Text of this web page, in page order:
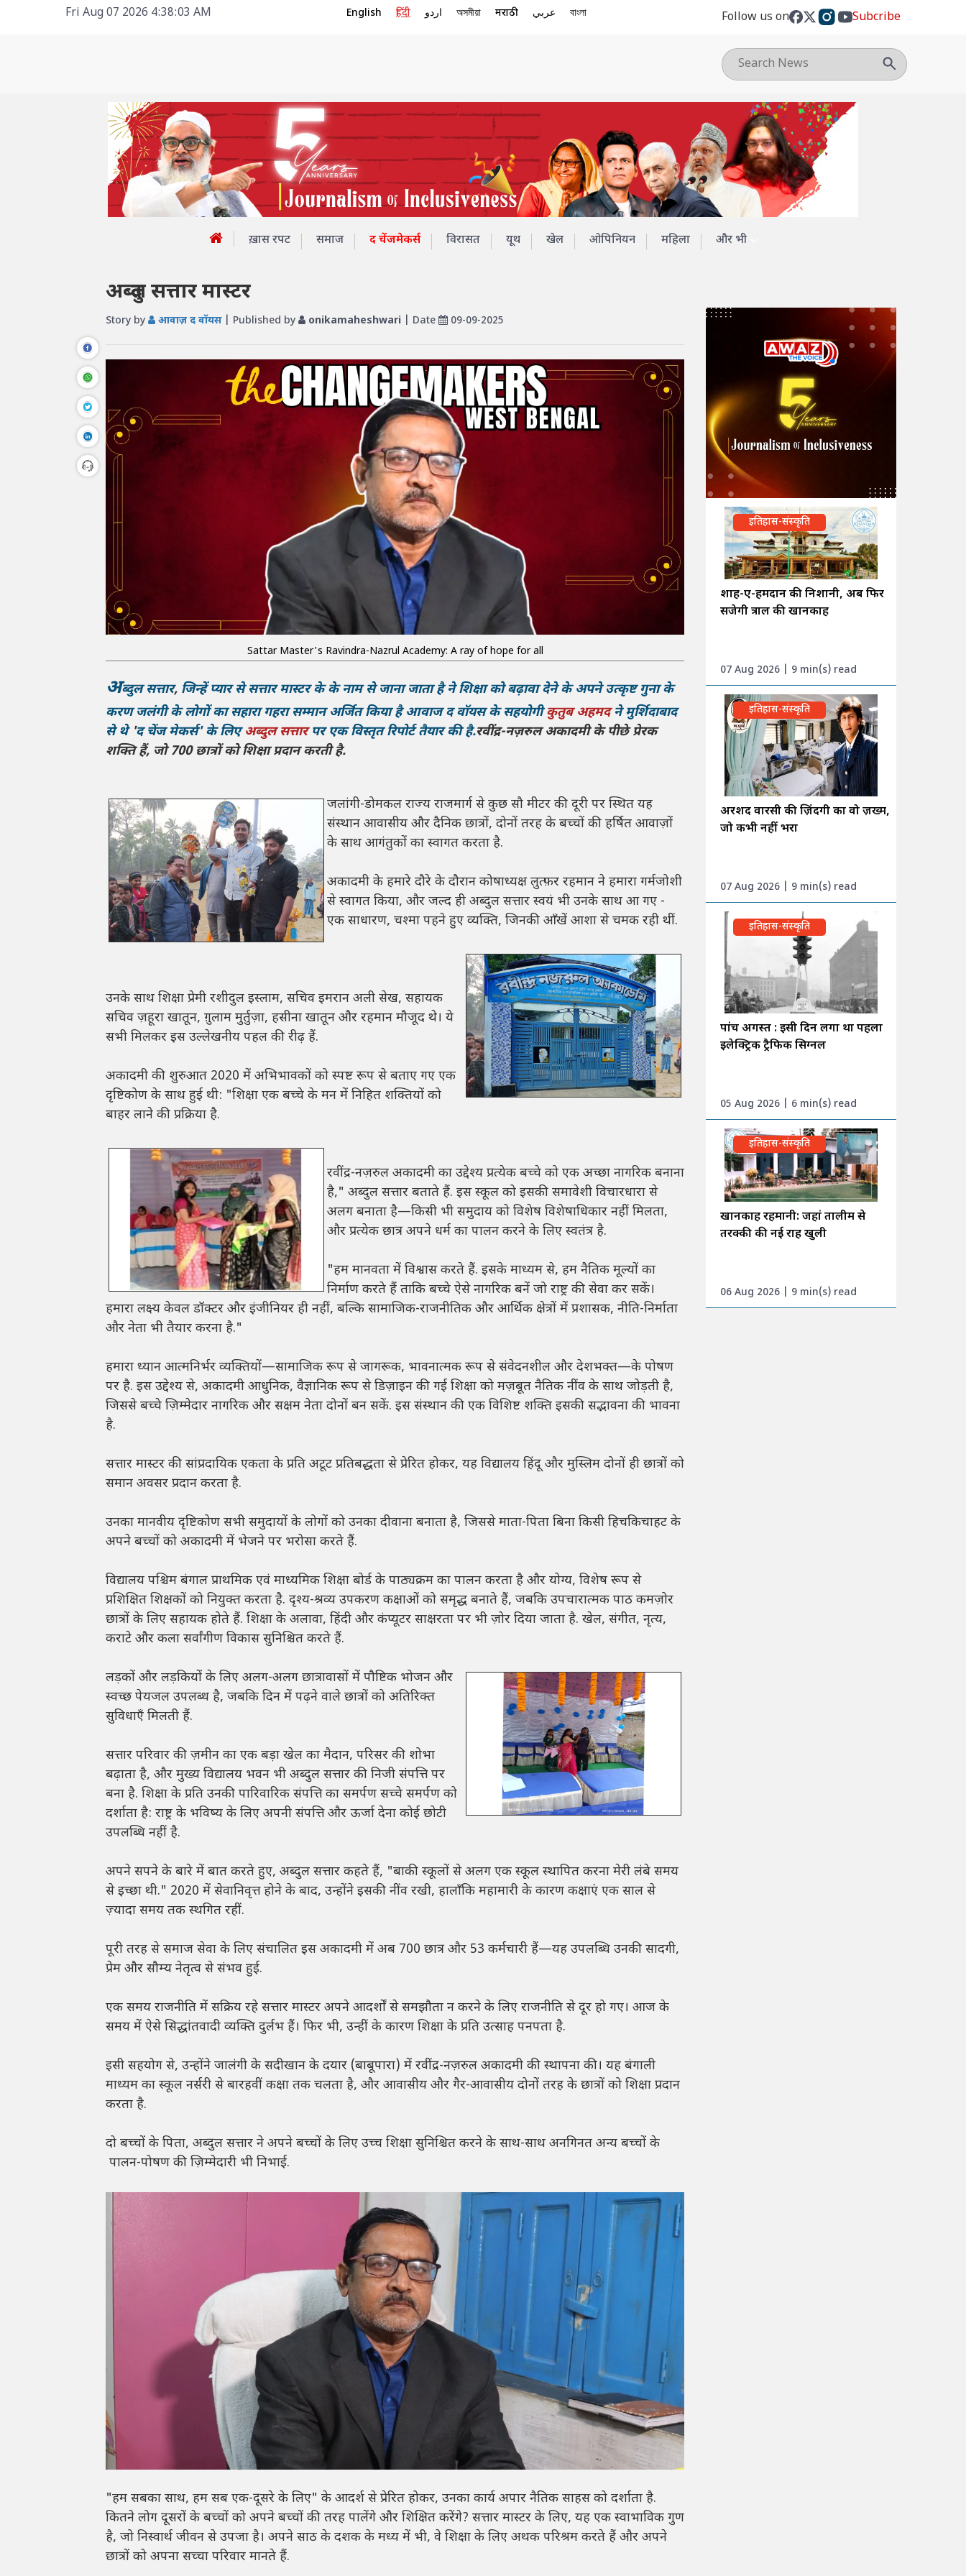
Fri Aug 07 2026 4:38:03 AM English हिंदी اردو অসমীয়া मराठी عربي বাংলা Follow us on Subcribe
ख़ास रपट समाज द चेंजमेकर्स विरासत यूथ खेल ओपिनियन महिला और भी
अब्दुल सत्तार मास्टर
Story by आवाज़ द वॉयस | Published by onikamaheshwari | Date 09-09-2025
Sattar Master's Ravindra-Nazrul Academy: A ray of hope for all
अब्दुल सत्तार, जिन्हें प्यार से सत्तार मास्टर के के नाम से जाना जाता है ने शिक्षा को बढ़ावा देने के अपने उत्कृष्ट गुना के
करण जलंगी के लोगों का सहारा गहरा सम्मान अर्जित किया है आवाज द वॉयस के सहयोगीकुतुब अहमदने मुर्शिदाबाद
से थे'दचेंज मेकर्स' के लिएअब्दुल सत्तारपर एक विस्तृत रिपोर्ट तैयार की है.रवींद्र-नज़रुल अकादमी के पीछे प्रेरक
शक्ति हैं, जो 700 छात्रों को शिक्षा प्रदान करती है.
जलांगी-डोमकल राज्य राजमार्ग से कुछ सौ मीटर की दूरी पर स्थित यह
संस्थान आवासीय और दैनिक छात्रों, दोनों तरह के बच्चों की हर्षित आवाज़ों
के साथ आगंतुकों का स्वागत करता है.
अकादमी के हमारे दौरे के दौरान कोषाध्यक्ष लुत्फ़र रहमान ने हमारा गर्मजोशी
से स्वागत किया, और जल्द ही अब्दुल सत्तार स्वयं भी उनके साथ आ गए -
एक साधारण, चश्मा पहने हुए व्यक्ति, जिनकी आँखें आशा से चमक रही थीं.
उनके साथ शिक्षा प्रेमी रशीदुल इस्लाम, सचिव इमरान अली सेख, सहायक
सचिव ज़हूरा खातून, ग़ुलाम मुर्तुज़ा, हसीना खातून और रहमान मौजूद थे। ये
सभी मिलकर इस उल्लेखनीय पहल की रीढ़ हैं.
अकादमी की शुरुआत 2020 में अभिभावकों को स्पष्ट रूप से बताए गए एक
दृष्टिकोण के साथ हुई थी: "शिक्षा एक बच्चे के मन में निहित शक्तियों को
बाहर लाने की प्रक्रिया है.
रवींद्र-नज़रुल अकादमी का उद्देश्य प्रत्येक बच्चे को एक अच्छा नागरिक बनाना
है," अब्दुल सत्तार बताते हैं. इस स्कूल को इसकी समावेशी विचारधारा से
अलग बनाता है—किसी भी समुदाय को विशेष विशेषाधिकार नहीं मिलता,
और प्रत्येक छात्र अपने धर्म का पालन करने के लिए स्वतंत्र है.
"हम मानवता में विश्वास करते हैं. इसके माध्यम से, हम नैतिक मूल्यों का
निर्माण करते हैं ताकि बच्चे ऐसे नागरिक बनें जो राष्ट्र की सेवा कर सकें।
हमारा लक्ष्य केवल डॉक्टर और इंजीनियर ही नहीं, बल्कि सामाजिक-राजनीतिक और आर्थिक क्षेत्रों में प्रशासक, नीति-निर्माता
और नेता भी तैयार करना है."
हमारा ध्यान आत्मनिर्भर व्यक्तियों—सामाजिक रूप से जागरूक, भावनात्मक रूप से संवेदनशील और देशभक्त—के पोषण
पर है. इस उद्देश्य से, अकादमी आधुनिक, वैज्ञानिक रूप से डिज़ाइन की गई शिक्षा को मज़बूत नैतिक नींव के साथ जोड़ती है,
जिससे बच्चे ज़िम्मेदार नागरिक और सक्षम नेता दोनों बन सकें. इस संस्थान की एक विशिष्ट शक्ति इसकी सद्भावना की भावना
है.
सत्तार मास्टर की सांप्रदायिक एकता के प्रति अटूट प्रतिबद्धता से प्रेरित होकर, यह विद्यालय हिंदू और मुस्लिम दोनों ही छात्रों को
समान अवसर प्रदान करता है.
उनका मानवीय दृष्टिकोण सभी समुदायों के लोगों को उनका दीवाना बनाता है, जिससे माता-पिता बिना किसी हिचकिचाहट के
अपने बच्चों को अकादमी में भेजने पर भरोसा करते हैं.
विद्यालय पश्चिम बंगाल प्राथमिक एवं माध्यमिक शिक्षा बोर्ड के पाठ्यक्रम का पालन करता है और योग्य, विशेष रूप से
प्रशिक्षित शिक्षकों को नियुक्त करता है. दृश्य-श्रव्य उपकरण कक्षाओं को समृद्ध बनाते हैं, जबकि उपचारात्मक पाठ कमज़ोर
छात्रों के लिए सहायक होते हैं. शिक्षा के अलावा, हिंदी और कंप्यूटर साक्षरता पर भी ज़ोर दिया जाता है. खेल, संगीत, नृत्य,
कराटे और कला सर्वांगीण विकास सुनिश्चित करते हैं.
लड़कों और लड़कियों के लिए अलग-अलग छात्रावासों में पौष्टिक भोजन और
स्वच्छ पेयजल उपलब्ध है, जबकि दिन में पढ़ने वाले छात्रों को अतिरिक्त
सुविधाएँ मिलती हैं.
सत्तार परिवार की ज़मीन का एक बड़ा खेल का मैदान, परिसर की शोभा
बढ़ाता है, और मुख्य विद्यालय भवन भी अब्दुल सत्तार की निजी संपत्ति पर
बना है. शिक्षा के प्रति उनकी पारिवारिक संपत्ति का समर्पण सच्चे समर्पण को
दर्शाता है: राष्ट्र के भविष्य के लिए अपनी संपत्ति और ऊर्जा देना कोई छोटी
उपलब्धि नहीं है.
अपने सपने के बारे में बात करते हुए, अब्दुल सत्तार कहते हैं, "बाकी स्कूलों से अलग एक स्कूल स्थापित करना मेरी लंबे समय
से इच्छा थी." 2020 में सेवानिवृत्त होने के बाद, उन्होंने इसकी नींव रखी, हालाँकि महामारी के कारण कक्षाएं एक साल से
ज़्यादा समय तक स्थगित रहीं.
पूरी तरह से समाज सेवा के लिए संचालित इस अकादमी में अब 700 छात्र और 53 कर्मचारी हैं—यह उपलब्धि उनकी सादगी,
प्रेम और सौम्य नेतृत्व से संभव हुई.
एक समय राजनीति में सक्रिय रहे सत्तार मास्टर अपने आदर्शों से समझौता न करने के लिए राजनीति से दूर हो गए। आज के
समय में ऐसे सिद्धांतवादी व्यक्ति दुर्लभ हैं। फिर भी, उन्हीं के कारण शिक्षा के प्रति उत्साह पनपता है.
इसी सहयोग से, उन्होंने जालंगी के सदीखान के दयार (बाबूपारा) में रवींद्र-नज़रुल अकादमी की स्थापना की। यह बंगाली
माध्यम का स्कूल नर्सरी से बारहवीं कक्षा तक चलता है, और आवासीय और गैर-आवासीय दोनों तरह के छात्रों को शिक्षा प्रदान
करता है.
दो बच्चों के पिता, अब्दुल सत्तार ने अपने बच्चों के लिए उच्च शिक्षा सुनिश्चित करने के साथ-साथ अनगिनत अन्य बच्चों के
पालन-पोषण की ज़िम्मेदारी भी निभाई.
"हम सबका साथ, हम सब एक-दूसरे के लिए" के आदर्श से प्रेरित होकर, उनका कार्य अपार नैतिक साहस को दर्शाता है.
कितने लोग दूसरों के बच्चों को अपने बच्चों की तरह पालेंगे और शिक्षित करेंगे? सत्तार मास्टर के लिए, यह एक स्वाभाविक गुण
है, जो निस्वार्थ जीवन से उपजा है। अपने साठ के दशक के मध्य में भी, वे शिक्षा के लिए अथक परिश्रम करते हैं और अपने
छात्रों को अपना सच्चा परिवार मानते हैं.
इतिहास-संस्कृति
शाह-ए-हमदान की निशानी, अब फिर
सजेगी त्राल की खानकाह
07 Aug 2026 | 9 min(s) read
इतिहास-संस्कृति
अरशद वारसी की ज़िंदगी का वो ज़ख्म,
जो कभी नहीं भरा
07 Aug 2026 | 9 min(s) read
इतिहास-संस्कृति
पांच अगस्त : इसी दिन लगा था पहला
इलेक्ट्रिक ट्रैफिक सिग्नल
05 Aug 2026 | 6 min(s) read
इतिहास-संस्कृति
खानकाह रहमानी: जहां तालीम से
तरक्की की नई राह खुली
06 Aug 2026 | 9 min(s) read